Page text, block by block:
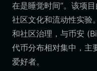
在是睡觉时间”。该项
社区文化和流动性实验
和社区治理，与币安
代币分布相对集中，主
爱好者。